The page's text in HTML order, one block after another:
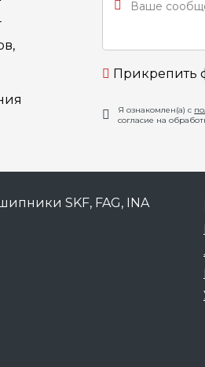
Прикрепить
Я ознакомлен(а) с
согласие на